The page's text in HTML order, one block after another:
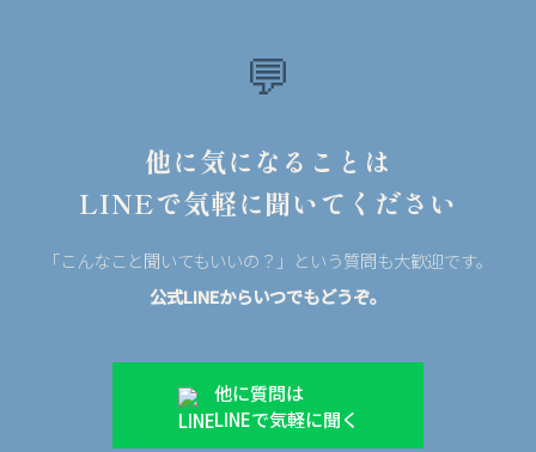
💬
他に気になることは
LINEで気軽に聞いてください
「こんなこと聞いてもいいの？」という質問も大歓迎です。
公式LINEからいつでもどうぞ。
他に質問は
LINEで気軽に聞く